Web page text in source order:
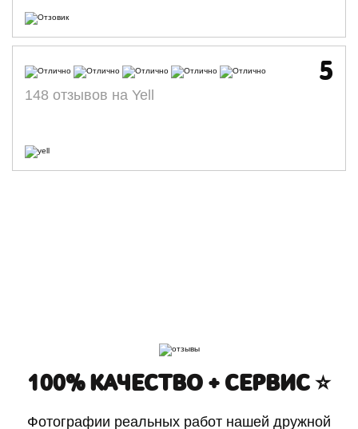
5
148 отзывов на Yell
100% КАЧЕСТВО + СЕРВИС ⭐️
Фотографии реальных работ нашей дружной